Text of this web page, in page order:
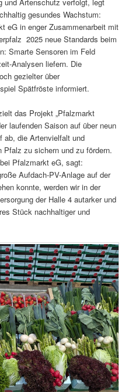
gesundes Wachstum:
eG in enger Zusammenarbeit mit
2025 neue Standards beim
Smarte Sensoren im Feld
Analysen liefern. Die
gezielter über
Spätfröste informiert.
das Projekt „Pfalzmarkt
laufenden Saison auf über neun
ab, die Artenvielfalt und
zu sichern und zu fördern.
Pfalzmarkt eG, sagt:
Aufdach-PV-Anlage auf der
konnte, werden wir in der
der Halle 4 autarker und
Stück nachhaltiger und